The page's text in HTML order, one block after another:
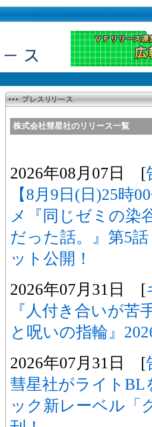
株式会社彗星社のリリース一覧
2026年08月07日 [
【8月9日(日)25時
メ『同じゼミの染
だった話。』第5
ット公開！
2026年07月31日 [
『人付き合いが苦
と呪いの指輪』
2026年07月31日 [
彗星社がライトBL
ック新レーベル「